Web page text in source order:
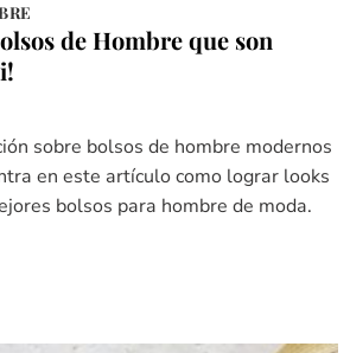
de Hombre que son
sobre bolsos de hombre modernos
en este artículo como lograr looks
bolsos para hombre de moda.